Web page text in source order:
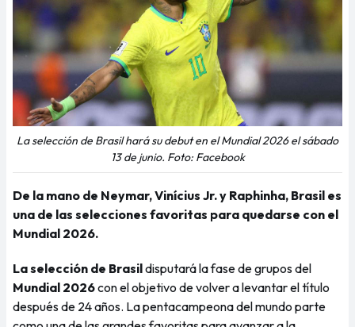
La selección de Brasil hará su debut en el Mundial 2026 el sábado
13 de junio. Foto: Facebook
De la mano de Neymar, Vinícius Jr. y Raphinha, Brasil es
una de las selecciones favoritas para quedarse con el
Mundial 2026.
La selección de Brasildisputará la fase de grupos del
Mundial 2026con el objetivo de volver a levantar el título
después de 24 años. La pentacampeona del mundo parte